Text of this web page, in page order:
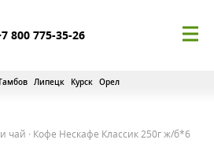
800 775-35-26
Липецк Курск Орел
чай · Кофе Нескафе Классик 250г ж/б*6